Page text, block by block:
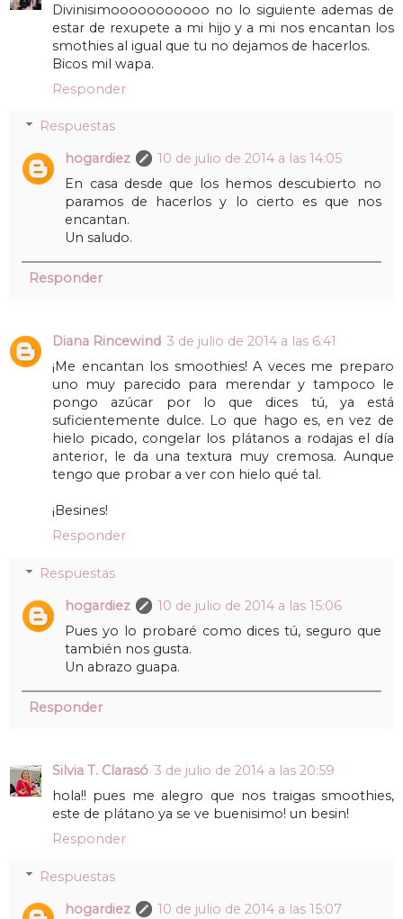
Divinisimooooooooooo no lo siguiente ademas de
estar de rexupete a mi hijo y a mi nos encantan los
smothies al igual que tu no dejamos de hacerlos.
Bicos mil wapa.
Responder
Respuestas
hogardiez
10 de julio de 2014 a las 14:05
En casa desde que los hemos descubierto no
paramos de hacerlos y lo cierto es que nos
encantan.
Un saludo.
Responder
Diana Rincewind 3 de julio de 2014 a las 6:41
¡Me encantan los smoothies! A veces me preparo
uno muy parecido para merendar y tampoco le
pongo azúcar por lo que dices tú, ya está
suficientemente dulce. Lo que hago es, en vez de
hielo picado, congelar los plátanos a rodajas el día
anterior, le da una textura muy cremosa. Aunque
tengo que probar a ver con hielo qué tal.
¡Besines!
Responder
Respuestas
hogardiez
10 de julio de 2014 a las 15:06
Pues yo lo probaré como dices tú, seguro que
también nos gusta.
Un abrazo guapa.
Responder
Silvia T. Clarasó 3 de julio de 2014 a las 20:59
hola!! pues me alegro que nos traigas smoothies,
este de plátano ya se ve buenisimo! un besin!
Responder
Respuestas
hogardiez
10 de julio de 2014 a las 15:07